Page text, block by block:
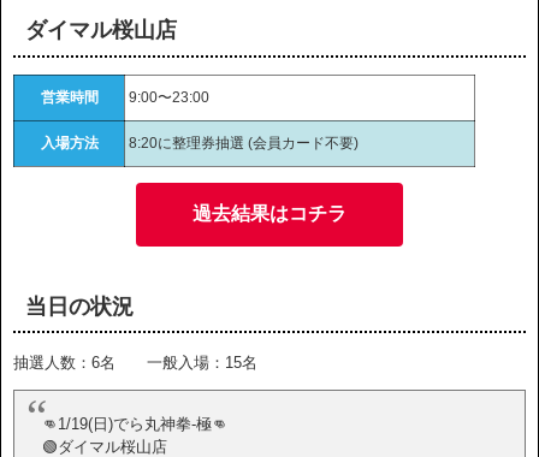
ダイマル桜山店
営業時間 9:00〜23:00
入場方法 8:20に整理券抽選 (会員カード不要)
過去結果はコチラ
当日の状況
抽選人数：6名 一般入場：15名
👊1/19(日)でら丸神拳-極👊
🟢ダイマル桜山店